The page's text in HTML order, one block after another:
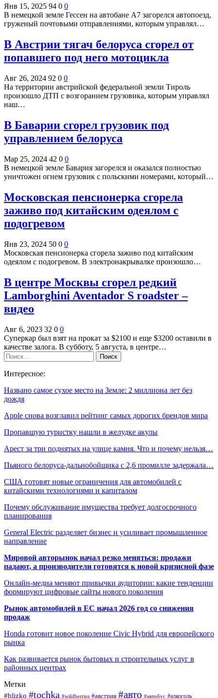
Янв 15, 2025 94 0 0
В немецкой земле Гессен на автобане А7 загорелся автопоезд,
груженый почтовыми отправлениями, которым управлял…
В Австрии тягач белоруса сгорел от
попавшего под него мотоцикла
Авг 26, 2024 92 0 0
На территории австрийской федеральной земли Тироль
произошло ДТП с возгоранием грузовика, которым управлял
наш…
В Баварии сгорел грузовик под
управлением белоруса
Мар 25, 2024 42 0 0
В немецкой земле Бавария загорелся и оказался полностью
уничтожен огнем грузовик с польскими номерами, который…
Московская пенсионерка сгорела
заживо под китайским одеялом с
подогревом
Янв 23, 2024 50 0 0
Московская пенсионерка сгорела заживо под китайским
одеялом с подогревом. В электронакрывалке произошло…
В центре Москвы сгорел редкий
Lamborghini Aventador S roadster –
видео
Авг 6, 2023 32 0 0
Суперкар был взят на прокат за $2100 и еще $3200 оставили в
качестве залога. В субботу, 5 августа, в центре…
Интересное:
Названо самое сухое место на Земле: 2 миллиона лет без
дождя
Apple снова возглавил рейтинг самых дорогих брендов мира
Пропавшую туристку нашли в желудке акулы
Арест за три поднятых на улице камня. Что и почему нельзя…
Пьяного белоруса-дальнобойщика с 2,6 промилле задержала…
США готовят новые ограничения для автомобилей с
китайскими технологиями и капиталом
Почему обслуживание имущества требует долгосрочного
планирования
General Electric разделяет бизнес и усиливает промышленное
направление
Мировой авторынок начал резко меняться: продажи
падают, а производители готовятся к новой кризисной фазе
Онлайн-медиа меняют привычки аудитории: какие тенденции
формируют цифровые сайты нового поколения
Рынок автомобилей в ЕС начал 2026 год со снижения
продаж
Honda готовит новое поколение Civic Hybrid для европейского
рынка
Как развивается рынок бытовых и строительных услуг в
районных центрах
Метки
#blizko #tochka #wildberries #австрия #авто #автобус #алкоголь